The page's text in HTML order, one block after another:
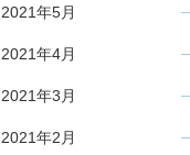
2021年5月
2021年4月
2021年3月
2021年2月